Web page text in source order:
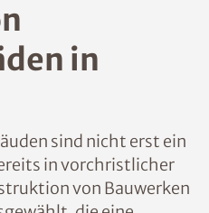
in
sind nicht erst ein
in vorchristlicher
von Bauwerken